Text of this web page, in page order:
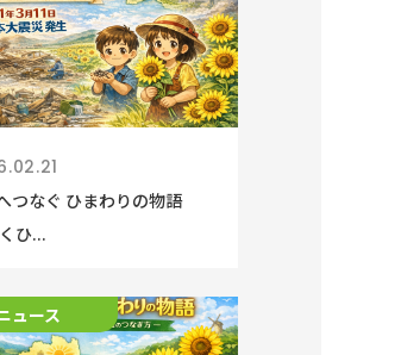
つなぐ ひまわりの物語
ひ...
ュース